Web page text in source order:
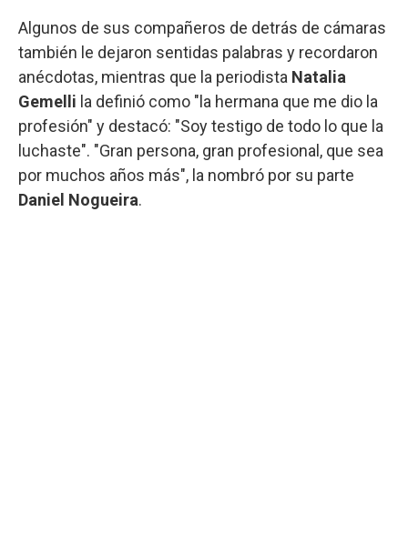
Algunos de sus compañeros de detrás de cámaras
también le dejaron sentidas palabras y recordaron
anécdotas, mientras que la periodista Natalia
Gemelli la definió como "la hermana que me dio la
profesión" y destacó: "Soy testigo de todo lo que la
luchaste". "Gran persona, gran profesional, que sea
por muchos años más", la nombró por su parte
Daniel Nogueira.